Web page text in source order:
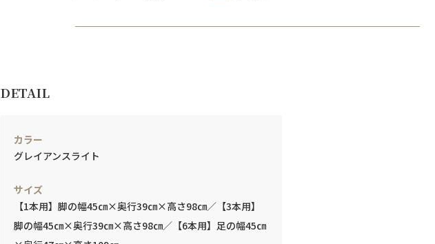
DETAIL
カラー
グレイアンスライト
サイズ
【1本用】脚の幅45㎝×奥行39㎝×高さ98㎝／【3本用】
脚の幅45㎝×奥行39㎝×高さ98㎝／【6本用】足の幅45㎝